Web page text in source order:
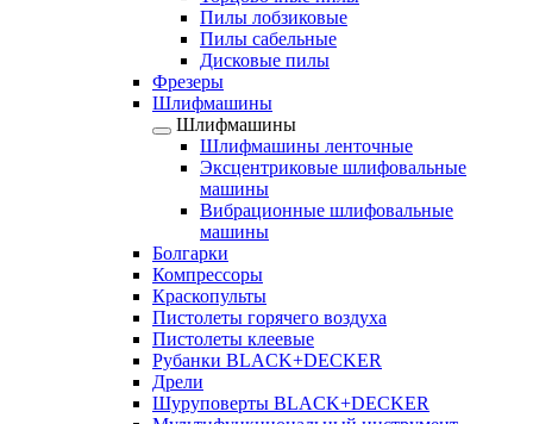
Пилы лобзиковые
Пилы сабельные
Дисковые пилы
Фрезеры
Шлифмашины
Шлифмашины
Шлифмашины ленточные
Эксцентриковые шлифовальные
машины
Вибрационные шлифовальные
машины
Болгарки
Компрессоры
Краскопульты
Пистолеты горячего воздуха
Пистолеты клеевые
Рубанки BLACK+DECKER
Дрели
Шуруповерты BLACK+DECKER